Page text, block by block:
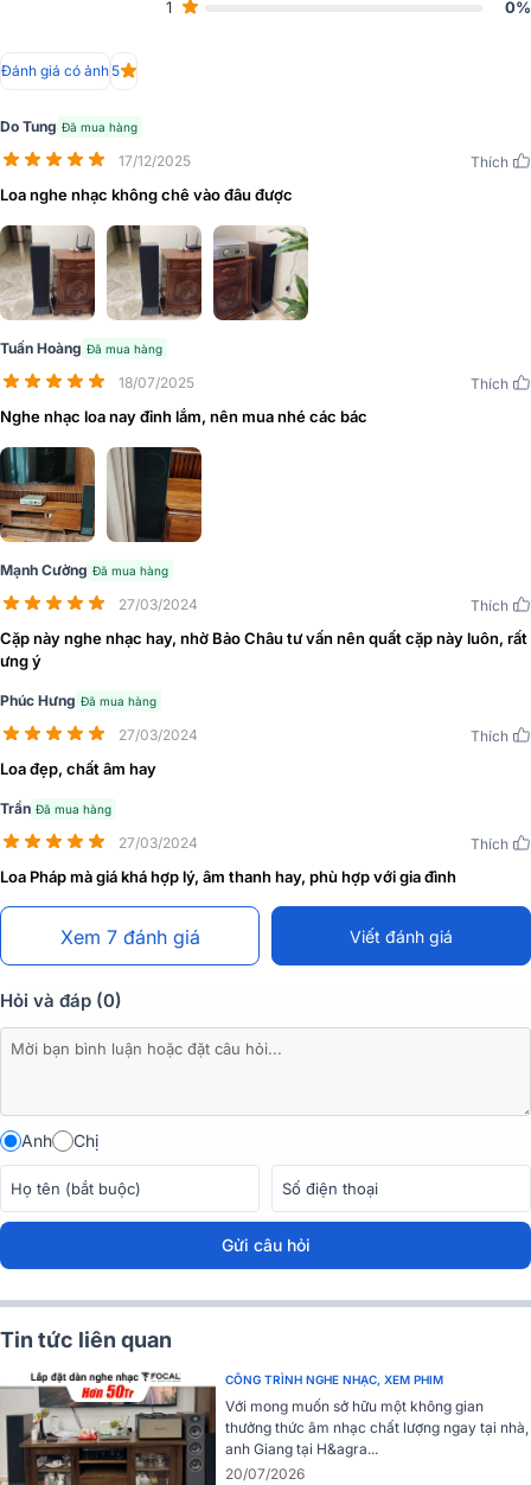
Slatefiber. Kết hợp với độ nghiêng của giá đỡ chân loa cùng kiểu
trung vào người nghe.
Đánh giá thiết kế Loa Focal Theva N3
Loa Focal Theva N3 sở hữu vẻ ngoài tinh tế và thanh lịch, từng
thước (WxCxD): 21.27 x 99 x 38.74 cm cùng trọng lượng 20kg/ loa
mang đến vẻ ngoài vững chãi và chắc chắn.
1 0%
Đánh giá có ảnh 5
Do Tung Đã mua hàng
17/12/2025 Thích
Loa nghe nhạc không chê vào đâu được
Tuấn Hoàng Đã mua hàng
18/07/2025 Thích
Nghe nhạc loa nay đỉnh lắm, nên mua nhé các bác
Mạnh Cường Đã mua hàng
27/03/2024 Thích
Cặp này nghe nhạc hay, nhờ Bảo Châu tư vấn nên quất cặp này luôn, rất
ưng ý
Phúc Hưng Đã mua hàng
27/03/2024 Thích
Loa đẹp, chất âm hay
Trần Đã mua hàng
27/03/2024 Thích
Loa Pháp mà giá khá hợp lý, âm thanh hay, phù hợp với gia đình
Xem 7 đánh giá Viết đánh giá
Hỏi và đáp (0)
Anh Chị
Gửi câu hỏi
Tin tức liên quan
CÔNG TRÌNH NGHE NHẠC, XEM PHIM
Với mong muốn sở hữu một không gian
thưởng thức âm nhạc chất lượng ngay tại nhà,
anh Giang tại H&agra...
20/07/2026